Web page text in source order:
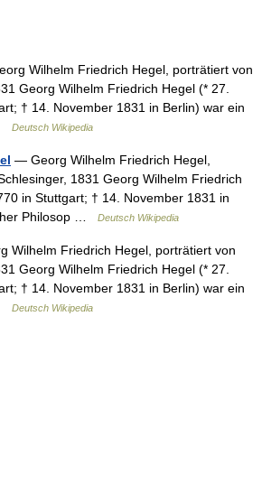
Wilhelm Friedrich Hegel, porträtiert von
Georg Wilhelm Friedrich Hegel (* 27.
† 14. November 1831 in Berlin) war ein
Deutsch Wikipedia
— Georg Wilhelm Friedrich Hegel,
1831 Georg Wilhelm Friedrich
in Stuttgart; † 14. November 1831 in
Philosop …
Deutsch Wikipedia
Wilhelm Friedrich Hegel, porträtiert von
Georg Wilhelm Friedrich Hegel (* 27.
† 14. November 1831 in Berlin) war ein
Deutsch Wikipedia